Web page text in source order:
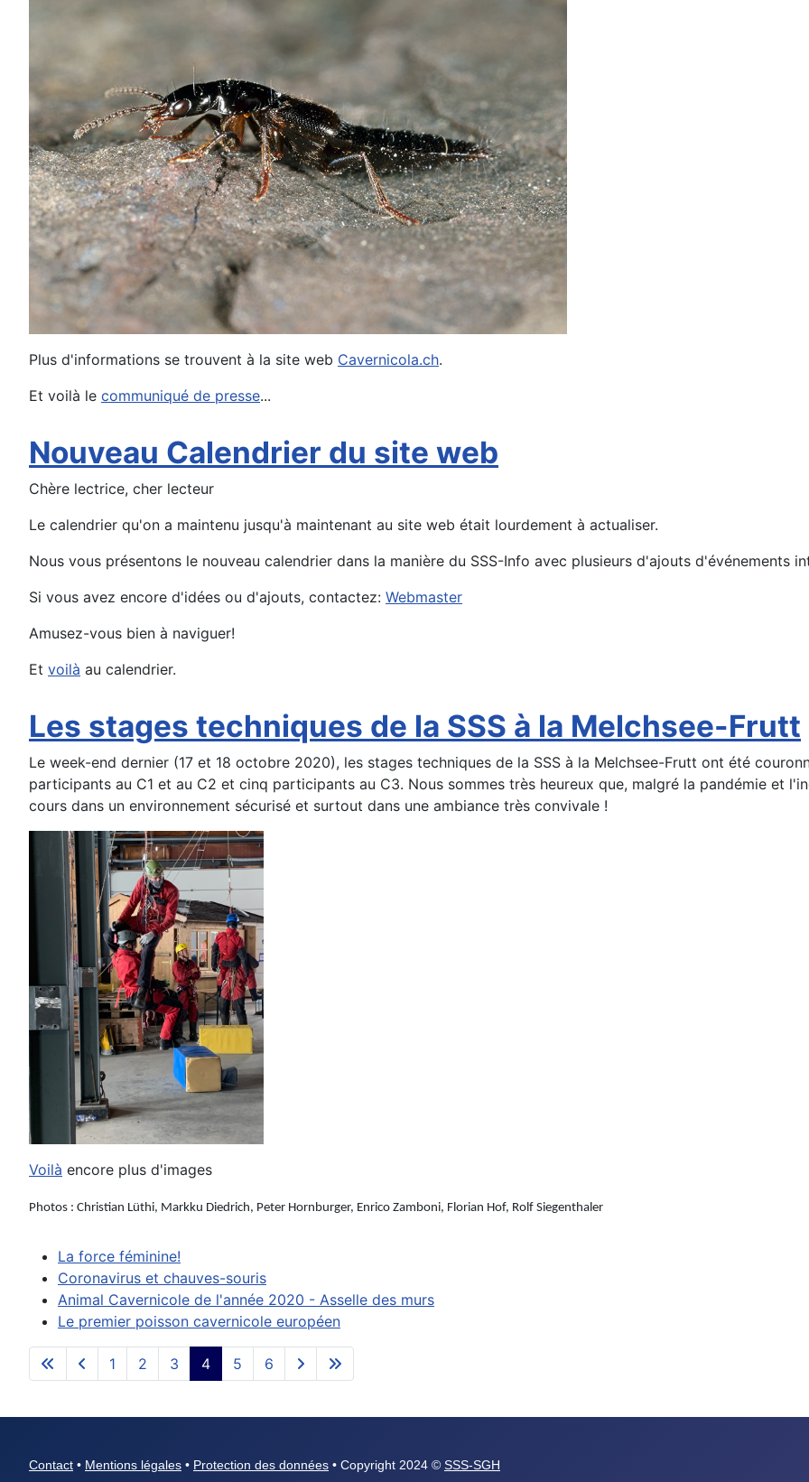
Plus d'informations se trouvent à la site web Cavernicola.ch.
Et voilà le communiqué de presse...
Nouveau Calendrier du site web
Chère lectrice, cher lecteur
Le calendrier qu'on a maintenu jusqu'à maintenant au site web était lourdement à actualiser.
Nous vous présentons le nouveau calendrier dans la manière du SSS-Info avec plusieurs d'ajouts d'événements
Si vous avez encore d'idées ou d'ajouts, contactez: Webmaster
Amusez-vous bien à naviguer!
Et voilà au calendrier.
Les stages techniques de la SSS à la Melchsee-Frutt
Le week-end dernier (17 et 18 octobre 2020), les stages techniques de la SSS à la Melchsee-Frutt ont été
participants au C1 et au C2 et cinq participants au C3. Nous sommes très heureux que, malgré la pandémie et
cours dans un environnement sécurisé et surtout dans une ambiance très convivale !
Voilà encore plus d'images
Photos : Christian Lüthi, Markku Diedrich, Peter Hornburger, Enrico Zamboni, Florian Hof, Rolf Siegenthaler
La force féminine!
Coronavirus et chauves-souris
Animal Cavernicole de l'année 2020 - Asselle des murs
Le premier poisson cavernicole européen
1 2 3 4 5 6
Contact • Mentions légales • Protection des données • Copyright 2024 © SSS-SGH